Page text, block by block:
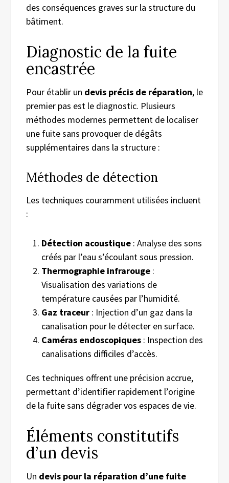
des conséquences graves sur la structure du
bâtiment.
Diagnostic de la fuite
encastrée
Pour établir un devis précis de réparation, le
premier pas est le diagnostic. Plusieurs
méthodes modernes permettent de localiser
une fuite sans provoquer de dégâts
supplémentaires dans la structure :
Méthodes de détection
Les techniques couramment utilisées incluent
:
Détection acoustique : Analyse des sons
créés par l’eau s’écoulant sous pression.
Thermographie infrarouge :
Visualisation des variations de
température causées par l’humidité.
Gaz traceur : Injection d’un gaz dans la
canalisation pour le détecter en surface.
Caméras endoscopiques : Inspection des
canalisations difficiles d’accès.
Ces techniques offrent une précision accrue,
permettant d’identifier rapidement l’origine
de la fuite sans dégrader vos espaces de vie.
Éléments constitutifs
d’un devis
Un devis pour la réparation d’une fuite